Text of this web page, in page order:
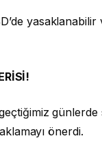
günlerde
önerdi.